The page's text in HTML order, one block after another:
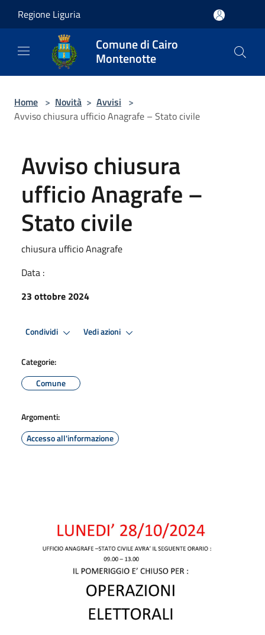
Regione Liguria
Comune di Cairo
Montenotte
Home > Novità > Avvisi >
Avviso chiusura ufficio Anagrafe – Stato civile
Avviso chiusura
ufficio Anagrafe –
Stato civile
chiusura ufficio Anagrafe
Data :
23 ottobre 2024
Condividi Vedi azioni
Categorie:
Comune
Argomenti:
Accesso all'informazione